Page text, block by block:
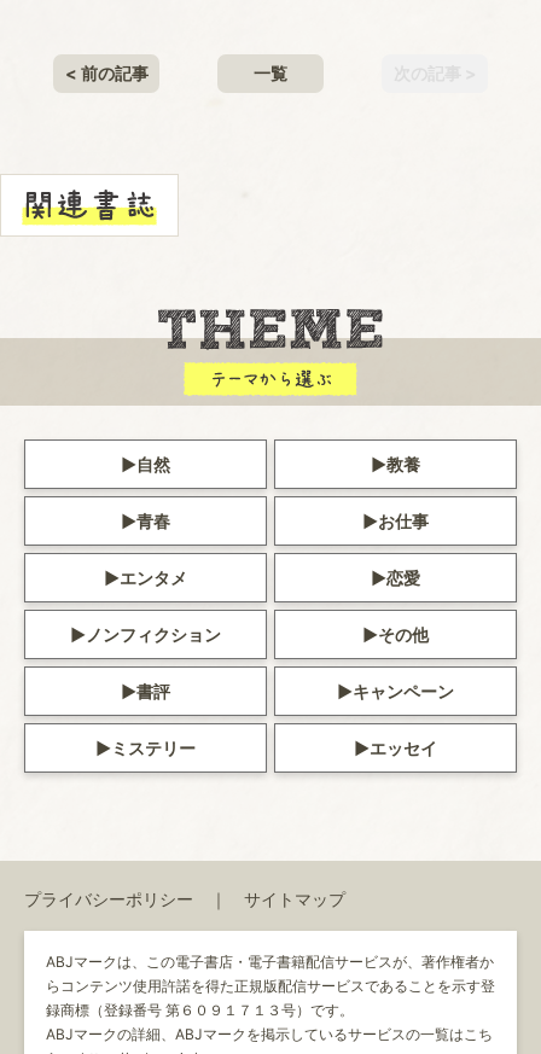
< 前の記事 一覧
自然 教養
青春 お仕事
エンタメ 恋愛
ノンフィクション その他
書評 キャンペーン
ミステリー エッセイ
プライバシーポリシー サイトマップ
ABJマークは、この電子書店・電子書籍配信サービスが、著作権者か
らコンテンツ使用許諾を得た正規版配信サービスであることを示す登
録商標（登録番号 第６０９１７１３号）です。
ABJマークの詳細、ABJマークを掲示しているサービスの一覧はこち